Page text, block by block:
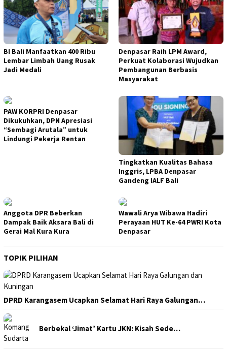
BI Bali Manfaatkan 400 Ribu
Lembar Limbah Uang Rusak
Jadi Medali
Denpasar Raih LPM Award,
Perkuat Kolaborasi Wujudkan
Pembangunan Berbasis
Masyarakat
PAW KORPRI Denpasar
Dikukuhkan, DPN Apresiasi
“Sembagi Arutala” untuk
Lindungi Pekerja Rentan
Tingkatkan Kualitas Bahasa
Inggris, LPBA Denpasar
Gandeng IALF Bali
Anggota DPR Beberkan
Dampak Baik Aksara Bali di
Gerai Mal Kura Kura
Wawali Arya Wibawa Hadiri
Perayaan HUT Ke-64 PWRI Kota
Denpasar
TOPIK PILIHAN
DPRD Karangasem Ucapkan Selamat Hari Raya Galungan…
Berbekal ‘Jimat’ Kartu JKN: Kisah Sede…